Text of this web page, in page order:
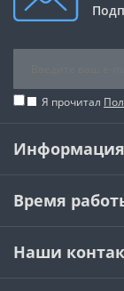
Я прочитал
Информация
Время
Наши